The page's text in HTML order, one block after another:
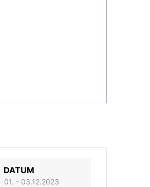
DATUM
01. - 03.12.2023